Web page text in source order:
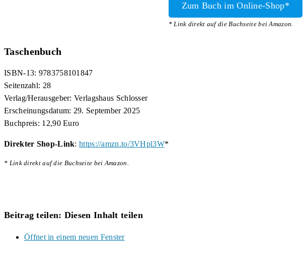
Zum Buch im Online-Shop*
* Link direkt auf die Buchseite bei Amazon.
Taschenbuch
ISBN-13: 9783758101847
Seitenzahl: 28
Verlag/Herausgeber: Verlagshaus Schlosser
Erscheinungsdatum: 29. September 2025
Buchpreis: 12,90 Euro
Direkter Shop-Link:https://amzn.to/3VHpl3W*
* Link direkt auf die Buchseite bei Amazon.
Beitrag teilen: Diesen Inhalt teilen
Öffnet in einem neuen Fenster